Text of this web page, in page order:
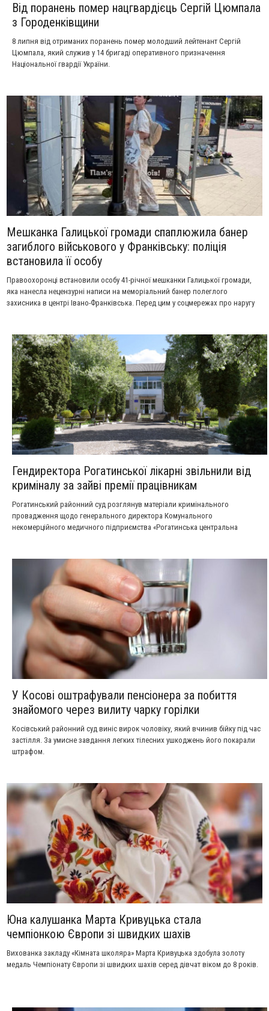
Від поранень помер нацгвардієць Сергій Цюмпала
з Городенківщини
8 липня від отриманих поранень помер молодший лейтенант Сергій
Цюмпала, який служив у 14 бригаді оперативного призначення
Національної гвардії України.
Мешканка Галицької громади спаплюжила банер
загиблого військового у Франківську: поліція
встановила її особу
Правоохоронці встановили особу 41-річної мешканки Галицької громади,
яка нанесла нецензурні написи на меморіальний банер полеглого
захисника в центрі Івано-Франківська. Перед цим у соцмережах про наругу
з'ясувала, хто це зробив, а зараз розшукує її.
Гендиректора Рогатинської лікарні звільнили від
криміналу за зайві премії працівникам
Рогатинський районний суд розглянув матеріали кримінального
провадження щодо генерального директора Комунального
некомерційного медичного підприємства «Рогатинська центральна
У Косові оштрафували пенсіонера за побиття
знайомого через вилиту чарку горілки
Косівський районний суд виніс вирок чоловіку, який вчинив бійку під час
застілля. За умисне завдання легких тілесних ушкоджень його покарали
штрафом.
Юна калушанка Марта Кривуцька стала
чемпіонкою Європи зі швидких шахів
Вихованка закладу «Кімната школяра» Марта Кривуцька здобула золоту
медаль Чемпіонату Європи зі швидких шахів серед дівчат віком до 8 років.